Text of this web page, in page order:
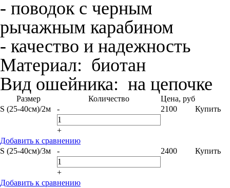
- поводок с черным
рычажным карабином
- качество и надежность
Материал: биотан
Вид ошейника: на цепочке
Размер Количество
Цена, руб
S (25-40см)/2м
-
+
2100 Купить
Добавить к сравнению
S (25-40см)/3м
-
+
2400 Купить
Добавить к сравнению